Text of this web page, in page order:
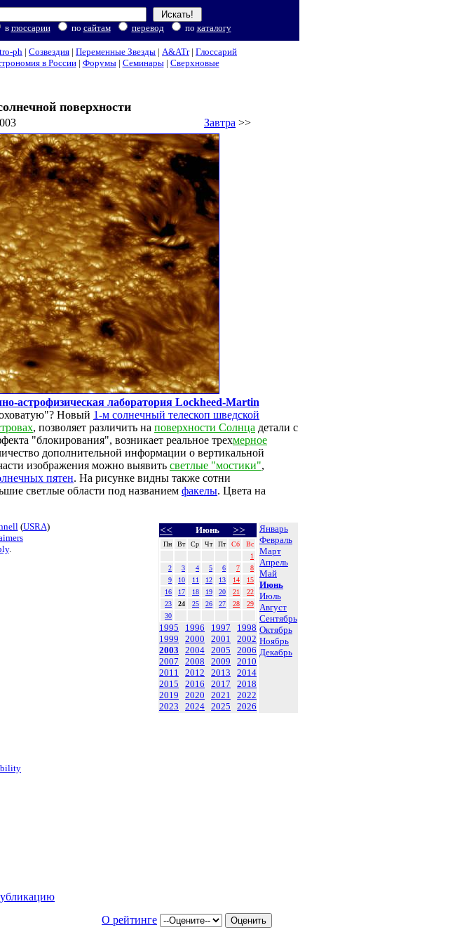
в глоссарии по сайтам перевод по каталогу
ph | Созвездия | Переменные Звезды | A&ATr| Глоссарий
в России| Форумы| Семинары| Сверхновые
поверхности
Завтра >>
астрофизическая лаборатория Lockheed-Martin
Новый 1-м солнечный телескоп шведской
, позволяет различить на поверхности Солнца детали с
"блокирования", возникает реальное трехмерное
дополнительной информации о вертикальной
изображения можно выявить светлые "мостики",
пятен. На рисунке видны также сотни
светлые области под названием факелы. Цвета на
<< Июнь >>
Пн Вт Ср Чт Пт Сб
Вс
1
2
3 4 5 6 7
8
9
10 11 12 13 14
15
16
17 18 19 20 21
22
23
24 25 26 27 28
29
30
1995 1996 1997
1998
1999
2000 2001
2002
2003
2004 2005
2006
2007
2008 2009
2010
2011
2012 2013
2014
2015
2016 2017
2018
2019
2020 2021
2022
2023
2024 2025 2026
Январь
Февраль
Март
Апрель
Май
Июнь
Июль
Август
Сентябрь
Октябрь
Ноябрь
Декабрь
(USRA)
.
О рейтинге